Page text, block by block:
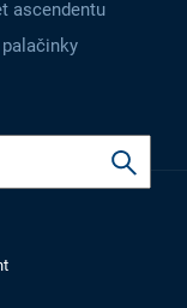
ascendentu